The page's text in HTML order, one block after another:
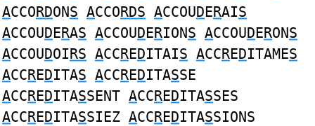
ACCORDONS ACCORDS ACCOUDERAIS
ACCOUDERAS ACCOUDERIONS ACCOUDERONS
ACCOUDOIRS ACCREDITAIS ACCREDITAMES
ACCREDITAS ACCREDITASSE
ACCREDITASSENT ACCREDITASSES
ACCREDITASSIEZ ACCREDITASSIONS